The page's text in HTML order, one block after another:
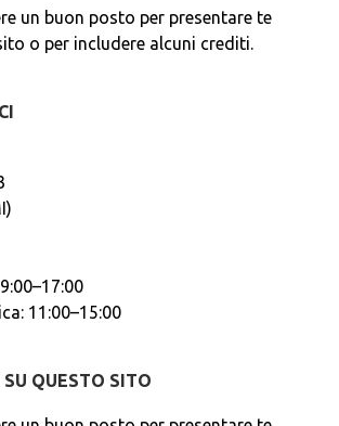
un buon posto per presentare te
o per includere alcuni crediti.
11:00–15:00
QUESTO SITO